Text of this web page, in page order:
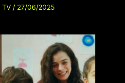
TV/ 27/06/2025